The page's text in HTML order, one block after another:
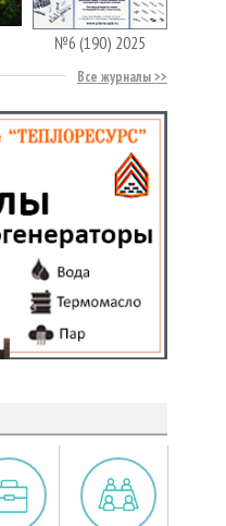
№6 (190) 2025
Все журналы